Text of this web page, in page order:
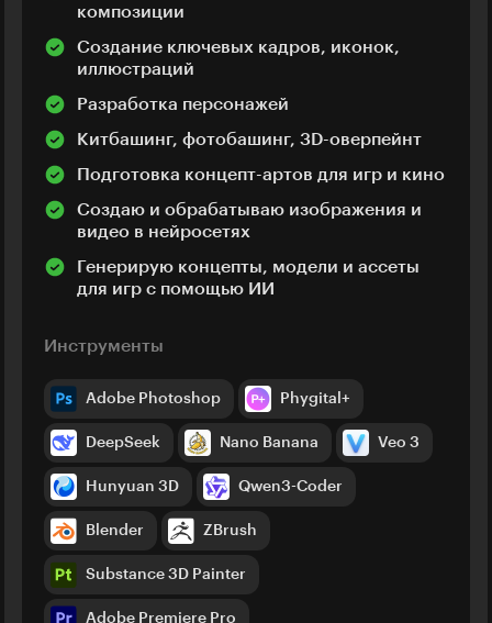
композиции
Создание ключевых кадров, иконок,
иллюстраций
Разработка персонажей
Китбашинг, фотобашинг, 3D-оверпейнт
Подготовка концепт-артов для игр и кино
Создаю и обрабатываю изображения и
видео в нейросетях
Генерирую концепты, модели и ассеты
для игр с помощью ИИ
Инструменты
Adobe Photoshop Phygital+
DeepSeek Nano Banana Veo 3
Hunyuan 3D Qwen3-Coder
Blender ZBrush
Substance 3D Painter
Adobe Premiere Pro